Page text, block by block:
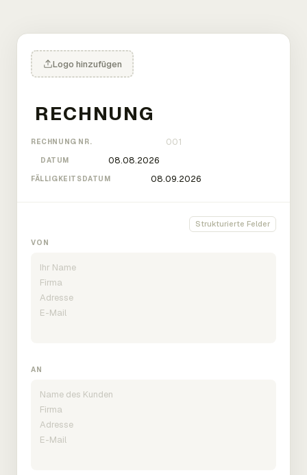
Logo hinzufügen
RECHNUNG NR.
DATUM
FÄLLIGKEITSDATUM
Strukturierte Felder
VON
AN